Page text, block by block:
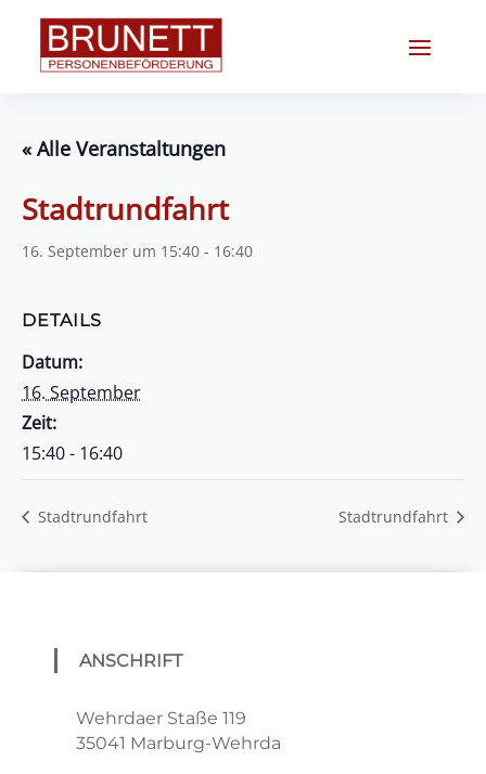
« Alle Veranstaltungen
Stadtrundfahrt
16. September um 15:40 - 16:40
DETAILS
Datum:
16. September
Zeit:
15:40 - 16:40
Stadtrundfahrt Stadtrundfahrt
ANSCHRIFT
Wehrdaer Staße 119
35041 Marburg-Wehrda